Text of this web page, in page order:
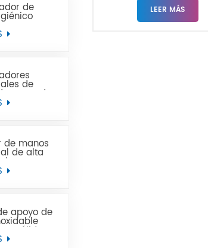
de
acero
para
de
mano de
de
de manos
de alta
para
apoyo de
LEER MÁS